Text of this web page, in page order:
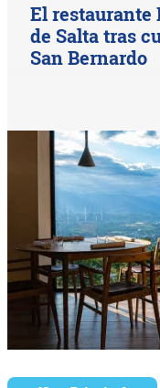
El restaurante
de Salta tras
San Bernardo